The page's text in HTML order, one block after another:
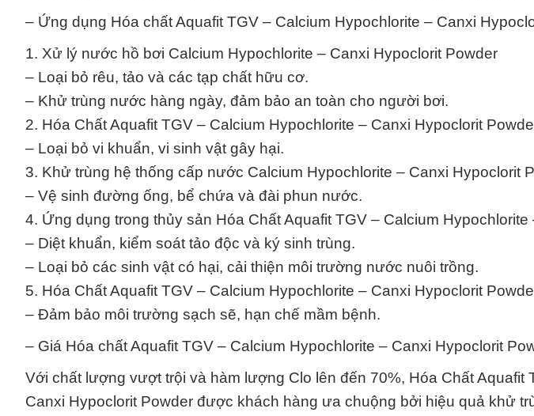
– Ứng dụng Hóa chất Aquafit TGV – Calcium Hypochlorite – Canxi
1. Xử lý nước hồ bơi Calcium Hypochlorite – Canxi Hypoclorit Powder
– Loại bỏ rêu, tảo và các tạp chất hữu cơ.
– Khử trùng nước hàng ngày, đảm bảo an toàn cho người bơi.
2. Hóa Chất Aquafit TGV – Calcium Hypochlorite – Canxi Hypoclorit
– Loại bỏ vi khuẩn, vi sinh vật gây hại.
3. Khử trùng hệ thống cấp nước Calcium Hypochlorite – Canxi Hypoclorit
– Vệ sinh đường ống, bể chứa và đài phun nước.
4. Ứng dụng trong thủy sản Hóa Chất Aquafit TGV – Calcium
– Diệt khuẩn, kiểm soát tảo độc và ký sinh trùng.
– Loại bỏ các sinh vật có hại, cải thiện môi trường nước nuôi trồng.
5. Hóa Chất Aquafit TGV – Calcium Hypochlorite – Canxi Hypoclorit
– Đảm bảo môi trường sạch sẽ, hạn chế mầm bệnh.
– Giá Hóa chất Aquafit TGV – Calcium Hypochlorite – Canxi Hypoclorit
Với chất lượng vượt trội và hàm lượng Clo lên đến 70%, Hóa Chất Aquafit
Canxi Hypoclorit Powder được khách hàng ưa chuộng bởi hiệu quả khử